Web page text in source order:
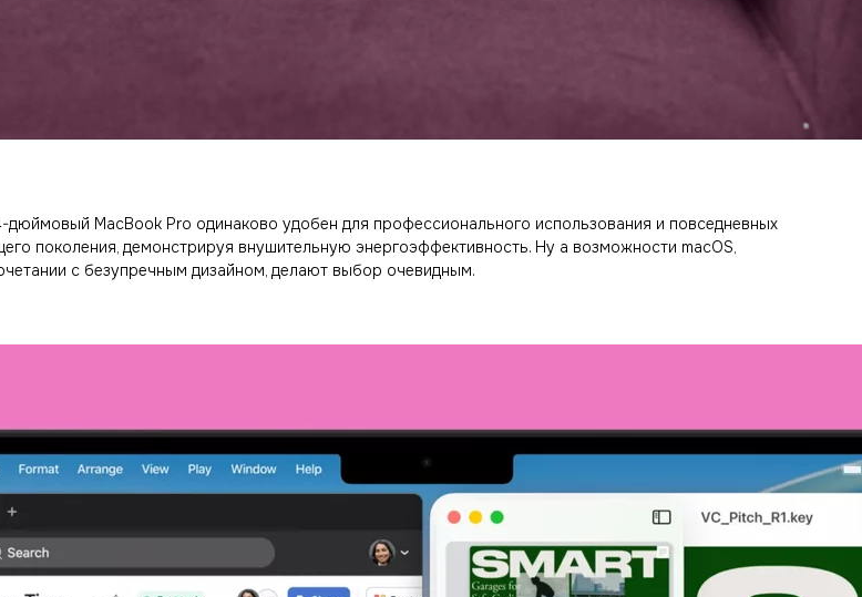
MacBook Pro одинаково удобен для профессионального использования и повседневных
поколения, демонстрируя внушительную энергоэффективность. Ну а возможности macOS,
с безупречным дизайном, делают выбор очевидным.